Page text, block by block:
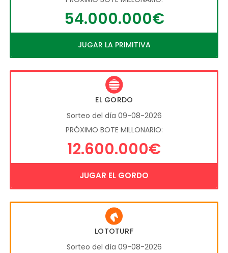
54.000.000€
JUGAR LA PRIMITIVA
EL GORDO
Sorteo del día 09-08-2026
PRÓXIMO BOTE MILLONARIO:
12.600.000€
JUGAR EL GORDO
LOTOTURF
Sorteo del día 09-08-2026